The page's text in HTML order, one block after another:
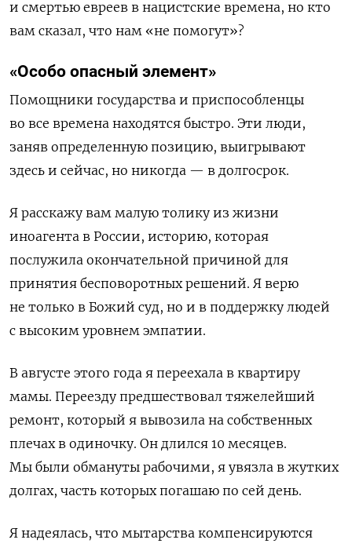
и смертью евреев в нацистские времена, но кто
вам сказал, что нам «не помогут»?
«Особо опасный элемент»
Помощники государства и приспособленцы
во все времена находятся быстро. Эти люди,
заняв определенную позицию, выигрывают
здесь и сейчас, но никогда — в долгосрок.
Я расскажу вам малую толику из жизни
иноагента в России, историю, которая
послужила окончательной причиной для
принятия бесповоротных решений. Я верю
не только в Божий суд, но и в поддержку людей
с высоким уровнем эмпатии.
В августе этого года я переехала в квартиру
мамы. Переезду предшествовал тяжелейший
ремонт, который я вывозила на собственных
плечах в одиночку. Он длился 10 месяцев.
Мы были обмануты рабочими, я увязла в жутких
долгах, часть которых погашаю по сей день.
Я надеялась, что мытарства компенсируются